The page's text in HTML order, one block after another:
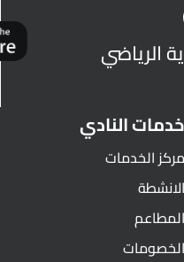
الرياضي
خدمات النادي
مركز الخدمات
الانشطة
المطاعم
الخصومات